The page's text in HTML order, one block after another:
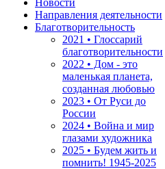
Новости
Направления деятельности
Благотворительность
2021 • Глоссарий
благотворительности
2022 • Дом - это
маленькая планета,
созданная любовью
2023 • От Руси до
России
2024 • Война и мир
глазами художника
2025 • Будем жить и
помнить! 1945-2025